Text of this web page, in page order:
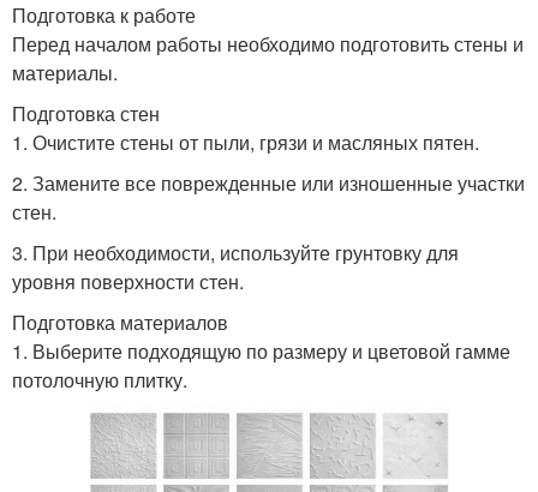
Подготовка к работе
Перед началом работы необходимо подготовить стены и
материалы.
Подготовка стен
1. Очистите стены от пыли, грязи и масляных пятен.
2. Замените все поврежденные или изношенные участки
стен.
3. При необходимости, используйте грунтовку для
уровня поверхности стен.
Подготовка материалов
1. Выберите подходящую по размеру и цветовой гамме
потолочную плитку.